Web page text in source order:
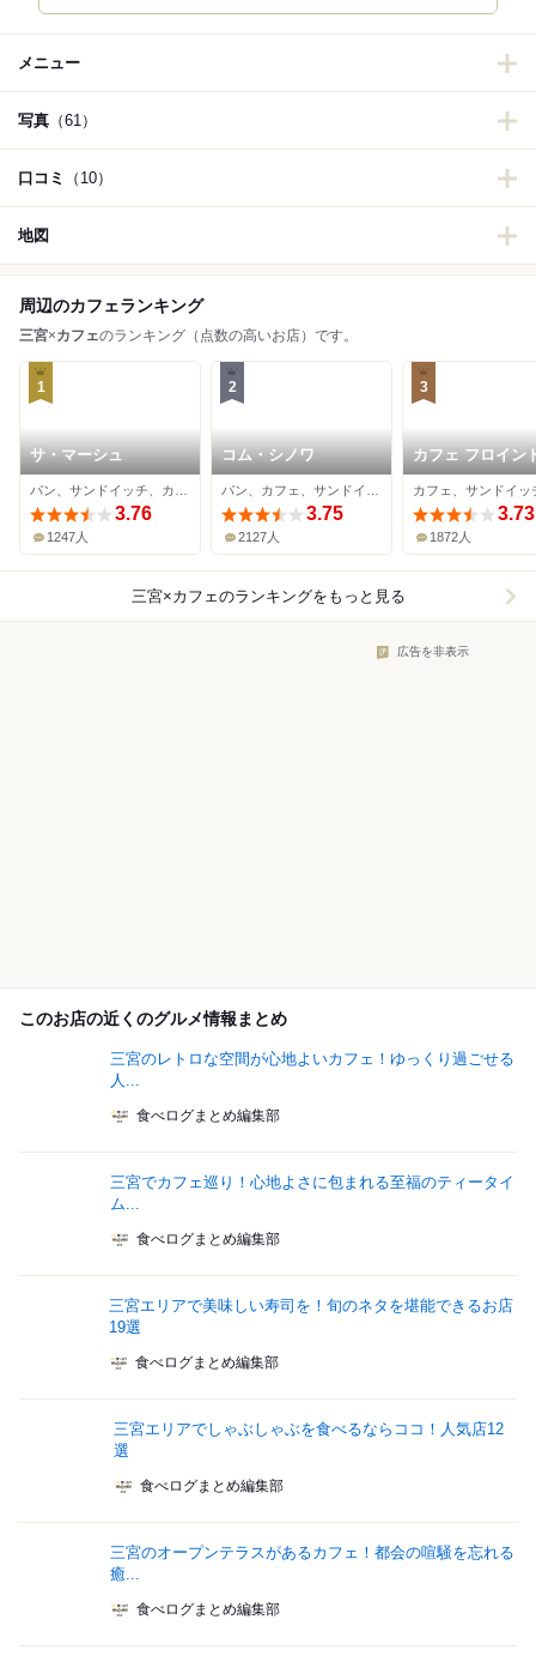
メニュー
写真 （61）
口コミ （10）
地図
周辺のカフェランキング
三宮×カフェのランキング（点数の高いお店）です。
1
サ・マーシュ
3.76
1247人
2
コム・シノワ
3.75
2127人
3
カフェ フロイン
ーブ 本店
3.73
1872人
三宮×カフェのランキングをもっと見る
広告を非表示
このお店の近くのグルメ情報まとめ
三宮のレトロな空間が心地よいカフェ！ゆっくり過ごせる
人...
食べログまとめ編集部
三宮でカフェ巡り！心地よさに包まれる至福のティータイ
ム...
食べログまとめ編集部
三宮エリアで美味しい寿司を！旬のネタを堪能できるお店
19選
食べログまとめ編集部
三宮エリアでしゃぶしゃぶを食べるならココ！人気店12
選
食べログまとめ編集部
三宮のオープンテラスがあるカフェ！都会の喧騒を忘れる
癒...
食べログまとめ編集部